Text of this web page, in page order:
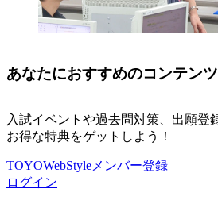
あなたにおすすめのコンテンツ
入試イベントや過去問対策、出願登
お得な特典をゲットしよう！
TOYOWebStyleメンバー登録
ログイン